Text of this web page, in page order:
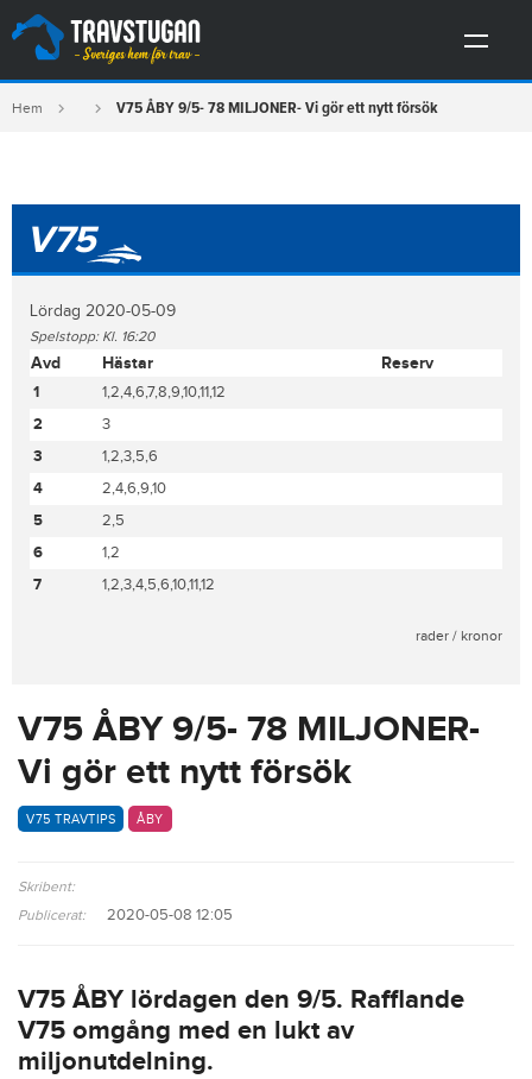
Hem V75 ÅBY 9/5- 78 MILJONER- Vi gör ett nytt försök
V75
Lördag 2020-05-09
Spelstopp: Kl. 16:20
Avd Hästar Reserv
1
1,2,4,6,7,8,9,10,11,12
2
3
3
1,2,3,5,6
4
2,4,6,9,10
5
2,5
6
1,2
7
1,2,3,4,5,6,10,11,12
rader / kronor
V75 ÅBY 9/5- 78 MILJONER-
Vi gör ett nytt försök
V75 TRAVTIPS ÅBY
Skribent:
Publicerat:
2020-05-08 12:05
V75 ÅBY lördagen den 9/5. Rafflande
V75 omgång med en lukt av
miljonutdelning.